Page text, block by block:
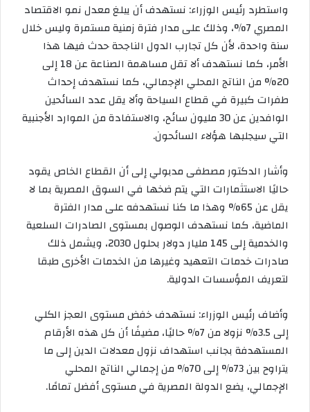
واستطرد رئيس الوزراء: نستهدف أن يبلغ معدل نمو الاقتصاد
المصري 7%، وذلك على مدار فترة زمنية مستمرة وليس خلال
سنة واحدة، لأن كل تجارب الدول الناجحة حدث فيها هذا
الأمر، كما نستهدف ألا تقل مساهمة الصناعة عن 18 إلى
20% من الناتج المحلي الإجمالي، كما نستهدف إحداث
طفرات كبيرة في قطاع السياحة وألا يقل عدد السائحين
الوافدين عن 30 مليون سائح، والاستفادة من الموارد الأجنبية
التي سيجلبها هؤلاء السائحون.
وأشار الدكتور مصطفى مدبولي إلى أن القطاع الخاص يقود
حاليًا الاستثمارات التي يتم ضخها في السوق المصرية بما لا
يقل عن 65% وهذا ما كنا نستهدفه على مدار الفترة
الماضية، كما نستهدف الوصول بمستوى الصادرات السلعية
والخدمية إلى 145 مليار دولار بحلول 2030، ويشمل ذلك
صادرات خدمات التعهيد وغيرها من الخدمات الأخرى طبقا
لتعريف المؤسسات الدولية.
وأضاف رئيس الوزراء: نستهدف خفض مستوى العجز الكلي
إلى 3.5% نزولا من 7% حاليًا، مضيفًا أن كل هذه الأرقام
المستهدفة بجانب استهداف نزول معدلات الدين إلى ما
يتراوح بين 73% إلى 70% من إجمالي الناتج المحلي
الإجمالي، يضع الدولة المصرية في مستوى أفضل تمامًا.